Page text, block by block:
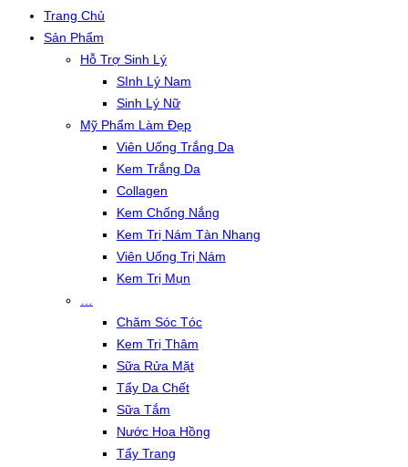
Trang Chủ
Sản Phẩm
Hỗ Trợ Sinh Lý
SInh Lý Nam
Sinh Lý Nữ
Mỹ Phẩm Làm Đẹp
Viên Uống Trắng Da
Kem Trắng Da
Collagen
Kem Chống Nắng
Kem Trị Nám Tàn Nhang
Viên Uống Trị Nám
Kem Trị Mụn
Chăm Sóc Tóc
Kem Trị Thâm
Sữa Rửa Mặt
Tẩy Da Chết
Sữa Tắm
Nước Hoa Hồng
Tẩy Trang